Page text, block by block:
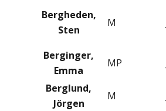
Bergheden,
Sten
M
Berginger,
Emma
MP
Berglund,
Jörgen
M